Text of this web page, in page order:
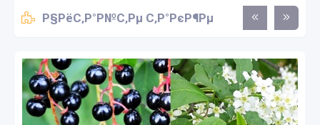
Р§РёС‚Р°Р№С‚Рµ С‚Р°РєР¶Рµ